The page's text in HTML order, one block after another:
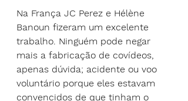
Na França JC Perez e Hélène
Banoun fizeram um excelente
trabalho. Ninguém pode negar
mais a fabricação de covídeos,
apenas dúvida; acidente ou voo
voluntário porque eles estavam
convencidos de que tinham o